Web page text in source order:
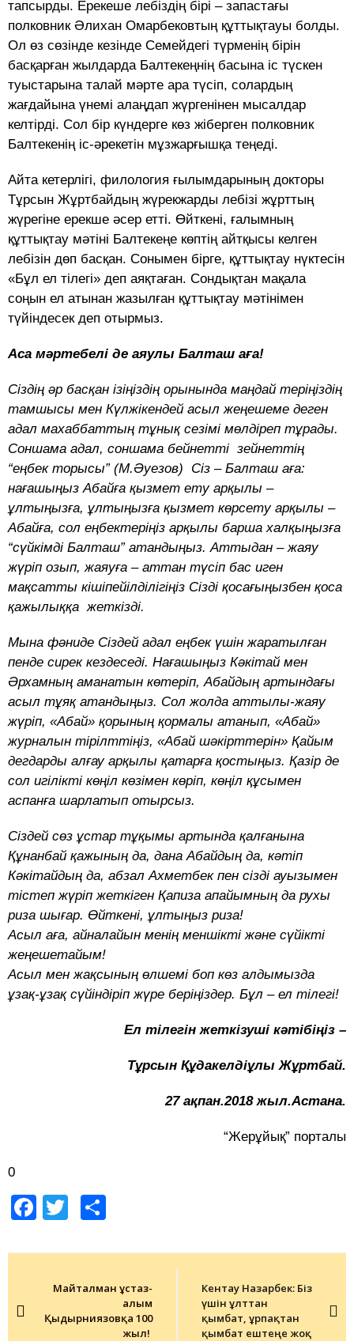
тапсырды. Ерекеше лебіздің бірі – запастағы
полковник Әлихан Омарбековтың құттықтауы болды.
Ол өз сөзінде кезінде Семейдегі түрменің бірін
басқарған жылдарда Балтекеңнің басына іс түскен
туыстарына талай мәрте ара түсіп, солардың
жағдайына үнемі алаңдап жүргенінен мысалдар
келтірді. Сол бір күндерге көз жіберген полковник
Балтекенің іс-әрекетін мұзжарғышқа теңеді.
Айта кетерлігі, филология ғылымдарының докторы
Тұрсын Жұртбайдың жүрекжарды лебізі жұрттың
жүрегіне ерекше әсер етті. Өйткені, ғалымның
құттықтау мәтіні Балтекеңе көптің айтқысы келген
лебізін дөп басқан. Сонымен бірге, құттықтау нүктесін
«Бұл ел тілегі» деп аяқтаған. Сондықтан мақала
соңын ел атынан жазылған құттықтау мәтінімен
түйіндесек деп отырмыз.
Аса мәртебелі де аяулы Балташ аға!
Сіздің әр басқан ізіңіздің орынында маңдай теріңіздің
тамшысы мен Күлжікендей асыл жеңешеме деген
адал махаббаттың тұнық сезімі мөлдіреп тұрады.
Соншама адал, соншама бейнетті зейнеттің
“еңбек торысы” (М.Әуезов) Сіз – Балташ аға:
нағашыңыз Абайға қызмет ету арқылы –
ұлтыңызға, ұлтыңызға қызмет көрсету арқылы –
Абайға, сол еңбектеріңіз арқылы барша халқыңызға
“сүйкімді Балташ” атандыңыз. Аттыдан – жаяу
жүріп озып, жаяуға – аттан түсіп бас иген
мақсатты кішіпейілділігіңіз Сізді қосағыңызбен қоса
қажылыққа жеткізді.
Мына фәниде Сіздей адал еңбек үшін жаратылған
пенде сирек кездеседі. Нағашыңыз Кәкітай мен
Әрхамның аманатын көтеріп, Абайдың артындағы
асыл тұяқ атандыңыз. Сол жолда аттылы-жаяу
жүріп, «Абай» қорының қормалы атанып, «Абай»
журналын тірілттіңіз, «Абай шәкірттерін» Қайым
дегдарды алғау арқылы қатарға қостыңыз. Қазір де
сол игілікті көңіл көзімен көріп, көңіл құсымен
аспанға шарлатып отырсыз.
Сіздей сөз ұстар тұқымы артында қалғанына
Құнанбай қажының да, дана Абайдың да, кәтіп
Кәкітайдың да, абзал Ахметбек пен сізді ауызымен
тістеп жүріп жеткіген Қапиза апайымның да рухы
риза шығар. Өйткені, ұлтыңыз риза!
Асыл аға, айналайын менің меншікті және сүйікті
жеңешетайым!
Асыл мен жақсының өлшемі боп көз алдымызда
ұзақ-ұзақ сүйіндіріп жүре беріңіздер. Бұл – ел тілегі!
Ел тілегін жеткізуші кәтібіңіз –
Тұрсын Құдакелдіұлы Жұртбай.
27 ақпан.2018 жыл.Астана.
“Жерұйық” порталы
0
Facebook
Twitter
navigationМайталман ұстаз-
ғалым
Қыдырниязовқа 100
жыл!
Кентау Назарбек: Біз
үшін ұлттан
қымбат, ұрпақтан
қымбат ештеңе жоқ